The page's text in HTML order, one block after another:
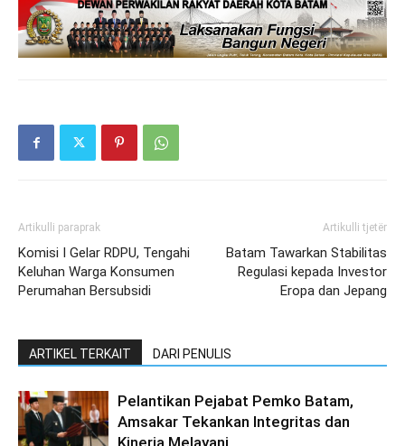
Artikulli paraprak
Komisi I Gelar RDPU, Tengahi
Keluhan Warga Konsumen
Perumahan Bersubsidi
Artikulli tjetër
Batam Tawarkan Stabilitas
Regulasi kepada Investor
Eropa dan Jepang
ARTIKEL TERKAIT DARI PENULIS
Pelantikan Pejabat Pemko Batam,
Amsakar Tekankan Integritas dan